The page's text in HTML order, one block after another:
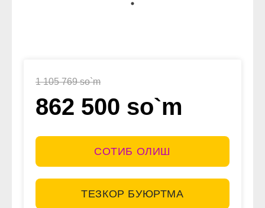
1 105 769 so`m
862 500 so`m
СОТИБ ОЛИШ
ТЕЗКОР БУЮРТМА